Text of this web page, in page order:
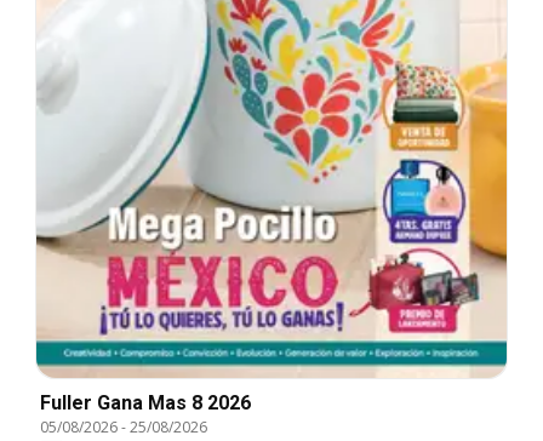
Fuller Gana Mas 8 2026
05/08/2026-25/08/2026